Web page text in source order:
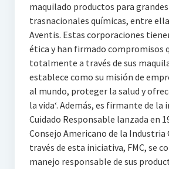
maquilado productos para
trasnacionales químicas, entre
Aventis. Estas corporaciones
ética y han firmado compromisos
totalmente a través de sus
establece como su misión de
al mundo, proteger la salud y
la vida‘. Además, es firmante de la
Cuidado Responsable lanzada en
Consejo Americano de la Industria
través de esta iniciativa, FMC, se
manejo responsable de sus